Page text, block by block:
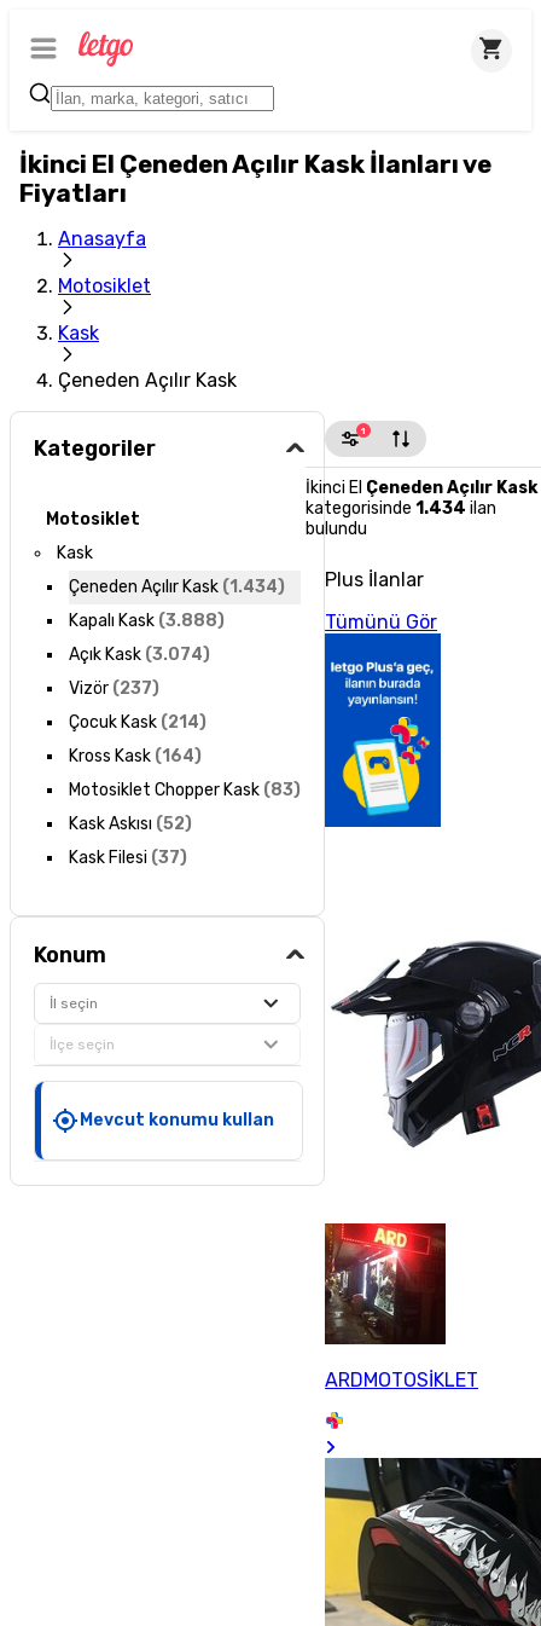
İkinci El Çeneden Açılır Kask İlanları ve
Fiyatları
Anasayfa
Motosiklet
Kask
Çeneden Açılır Kask
Kategoriler
Motosiklet
Kask
Çeneden Açılır Kask(1.434)
Kapalı Kask(3.888)
Açık Kask(3.074)
Vizör(237)
Çocuk Kask(214)
Kross Kask(164)
Motosiklet Chopper Kask(83)
Kask Askısı (52)
Kask Filesi (37)
Konum
İl seçin
İlçe seçin
Mevcut konumu kullan
1
İkinci El Çeneden Açılır Kask
kategorisinde 1.434 ilan
bulundu
Plus İlanlar
Tümünü Gör
ARDMOTOSİKLET